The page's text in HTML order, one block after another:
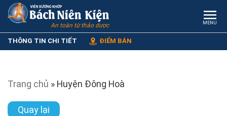
An toàn từ thảo dược MENU
THÔNG TIN CHI TIẾT ĐIỂM BÁN
Trang chủ » Huyện Đông Hoà
Quay lại